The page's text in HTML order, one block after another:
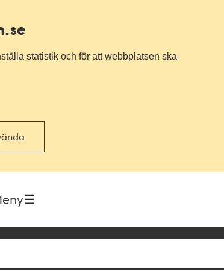
statistik och för att webbplatsen ska